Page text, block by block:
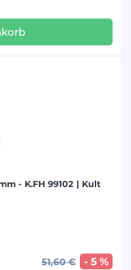
- K.FH 99102 | Kult
51,60 € - 5 %